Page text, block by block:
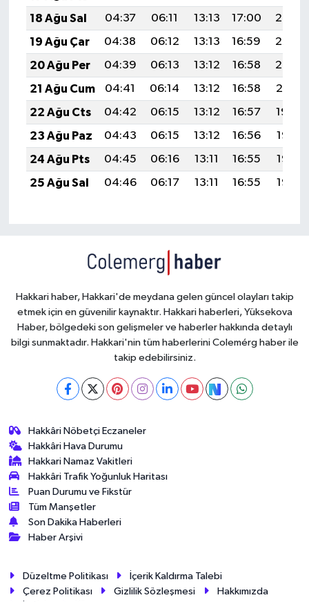
18 Ağu Sal
04:37 06:11 13:13 17:00
20:05
19 Ağu Çar
04:38 06:12 13:13 16:59
20:03
20 Ağu Per
04:39 06:13 13:12 16:58
20:02
21 Ağu Cum
04:41 06:14 13:12 16:58
20:01
22 Ağu Cts
04:42 06:15 13:12 16:57
19:59
23 Ağu Paz
04:43 06:15 13:12 16:56
19:58
24 Ağu Pts
04:45 06:16 13:11 16:55
19:56
25 Ağu Sal
04:46 06:17 13:11 16:55 19:55
Hakkari haber, Hakkari'de meydana gelen güncel olayları takip
etmek için en güvenilir kaynaktır. Hakkari haberleri, Yüksekova
Haber, bölgedeki son gelişmeler ve haberler hakkında detaylı
bilgi sunmaktadır. Hakkari'nin tüm haberlerini Colemérg haber ile
takip edebilirsiniz.
Hakkâri Nöbetçi Eczaneler
Hakkâri Hava Durumu
Hakkari Namaz Vakitleri
Hakkâri Trafik Yoğunluk Haritası
Puan Durumu ve Fikstür
Tüm Manşetler
Son Dakika Haberleri
Haber Arşivi
Düzeltme Politikası
İçerik Kaldırma Talebi
Çerez Politikası
Gizlilik Sözleşmesi
Hakkımızda